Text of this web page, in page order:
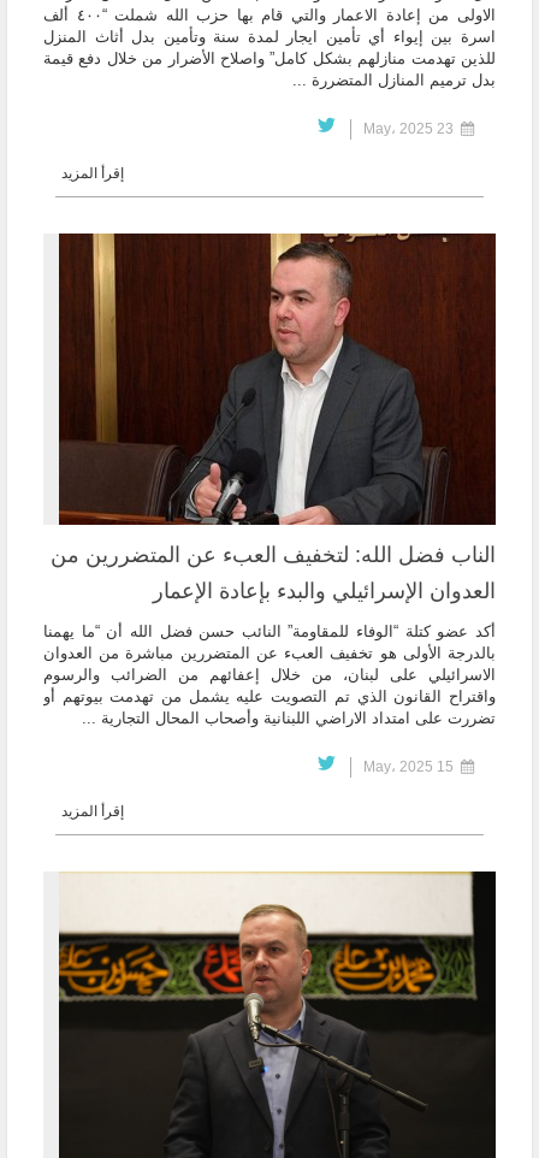
الاولى من إعادة الاعمار والتي قام بها حزب الله شملت “٤٠٠ ألف
اسرة بين إيواء أي تأمين ايجار لمدة سنة وتأمين بدل أثاث المنزل
للذين تهدمت منازلهم بشكل كامل” واصلاح الأضرار من خلال دفع قيمة
بدل ترميم المنازل المتضررة ...
إقرأ المزيد
الناب فضل الله: لتخفيف العبء عن المتضررين من
العدوان الإسرائيلي والبدء بإعادة الإعمار
أكد عضو كتلة “الوفاء للمقاومة” النائب حسن فضل الله أن “ما يهمنا
بالدرجة الأولى هو تخفيف العبء عن المتضررين مباشرة من العدوان
الاسرائيلي على لبنان، من خلال إعفائهم من الضرائب والرسوم
واقتراح القانون الذي تم التصويت عليه يشمل من تهدمت بيوتهم أو
تضررت على امتداد الاراضي اللبنانية وأصحاب المحال التجارية ...
إقرأ المزيد